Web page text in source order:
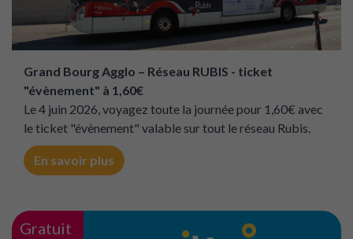
Grand Bourg Agglo – Réseau RUBIS - ticket
"évènement" à 1,60€
Le 4 juin 2026, voyagez toute la journée pour 1,60€ avec
le ticket "évènement" valable sur tout le réseau Rubis.
En savoir plus
Gratuit